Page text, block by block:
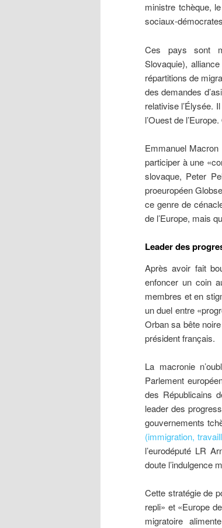
ministre tchèque,
sociaux-
Ces pays sont
Slovaquie),
répartitions de
des demandes
relativise l’Élysée.
l’Ouest de
Emmanuel
participer à une
slovaque, Peter
proeuropéen
ce genre de
de l’Europe, mais
Leader des
Après avoir fait
enfoncer un coin
membres et en
un duel entre
Orban sa bête
président français.
La macronie
Parlement
des Républicains
leader des
gouvernements
(immigration,
l’eurodéputé LR
doute l’indulgence
Cette stratégie de
repli» et «Europe
migratoire